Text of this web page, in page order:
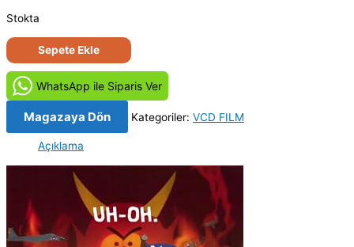
Stokta
South
Park
South
Park:
Bigger,
Longer
&
(1999)
Orijinal
VCD
Sepete Ekle
WhatsApp ile Siparis Ver
Magazaya Dön Kategoriler: VCD FILM
Açıklama